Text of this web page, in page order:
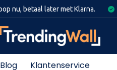
nu, betaal later met Klarna.
Blog Klantenservice